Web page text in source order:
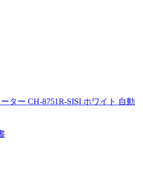
ター CH-8751R-SISI ホワイト 自動